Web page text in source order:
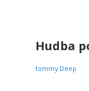
Hudba
tommy Deep